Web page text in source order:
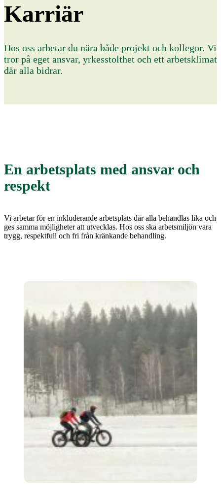
Karriär
Hos oss arbetar du nära både projekt och kollegor. Vi
tror på eget ansvar, yrkesstolthet och ett arbetsklimat
där alla bidrar.
En arbetsplats med ansvar och
respekt
Vi arbetar för en inkluderande arbetsplats där alla behandlas lika och
ges samma möjligheter att utvecklas. Hos oss ska arbetsmiljön vara
trygg, respektfull och fri från kränkande behandling.